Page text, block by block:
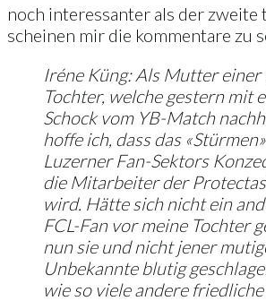
noch interessanter als der zweite
scheinen mir die kommentare zu
Iréne Küng: Als Mutter
Tochter, welche gestern mit
Schock vom YB-Match
hoffe ich, dass das
Luzerner Fan-Sektors
die Mitarbeiter der
wird. Hätte sich nicht ein
FCL-Fan vor meine Tochter
nun sie und nicht jener
Unbekannte blutig
wie so viele andere friedliche